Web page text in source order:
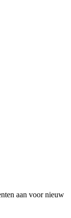
aan voor nieuw